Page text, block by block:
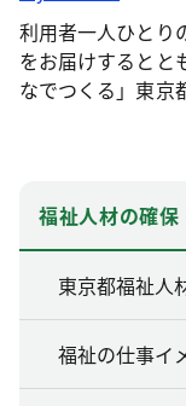
利用者一人ひとり
をお届けするとと
なでつくる」東京
福祉人材の確
東京都福祉人
福祉の仕事イ